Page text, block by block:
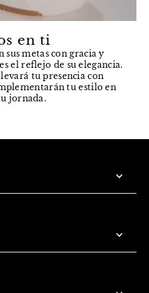
en ti
sus metas con gracia y
el reflejo de su elegancia.
tu presencia con
tu estilo en
jornada.